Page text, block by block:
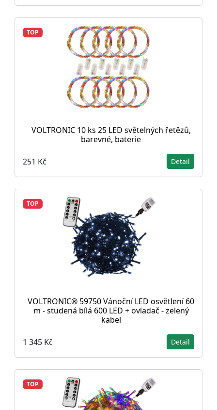
TOP
VOLTRONIC 10 ks 25 LED světelných řetězů,
barevné, baterie
251 Kč Detail
TOP
VOLTRONIC® 59750 Vánoční LED osvětlení 60
m - studená bílá 600 LED + ovladač - zelený
kabel
1 345 Kč Detail
TOP